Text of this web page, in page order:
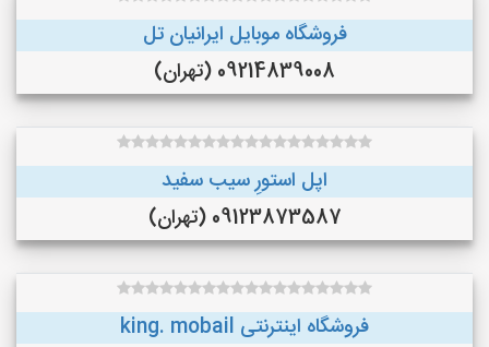
فروشگاه موبایل ایرانیان تل
09214839008 (تهران)
اپل استورِ سیب سفید
09123873587 (تهران)
فروشگاه اینترنتی king. mobail